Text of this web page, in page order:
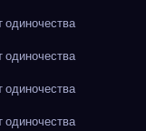
одиночества
одиночества
одиночества
одиночества